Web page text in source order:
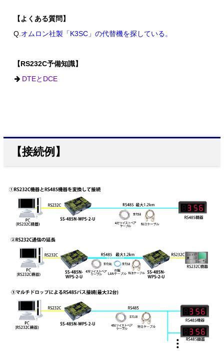
【よくある質問】
Q.オムロン社製「K3SC」の代替機を探している。
【RS232C予備知識】
DTEとDCE
【接続例】